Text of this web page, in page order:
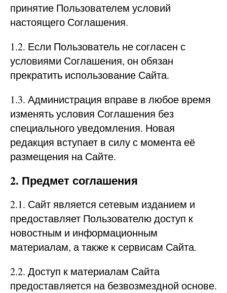
принятие Пользователем условий
настоящего Соглашения.
1.2. Если Пользователь не согласен с
условиями Соглашения, он обязан
прекратить использование Сайта.
1.3. Администрация вправе в любое время
изменять условия Соглашения без
специального уведомления. Новая
редакция вступает в силу с момента её
размещения на Сайте.
2. Предмет соглашения
2.1. Сайт является сетевым изданием и
предоставляет Пользователю доступ к
новостным и информационным
материалам, а также к сервисам Сайта.
2.2. Доступ к материалам Сайта
предоставляется на безвозмездной основе.